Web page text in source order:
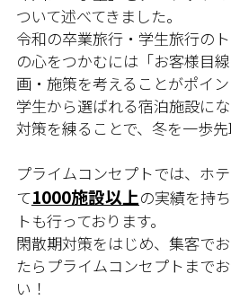
ついて述べてきました。
令和の卒業旅行・学生旅行の
の心をつかむには「お客様目
画・施策を考えることがポイン
学生から選ばれる宿泊施設に
対策を練ることで、冬を一歩
プライムコンセプトでは、ホ
て1000施設以上の実績を持
トも行っております。
閑散期対策をはじめ、集客で
たらプライムコンセプトまで
い！